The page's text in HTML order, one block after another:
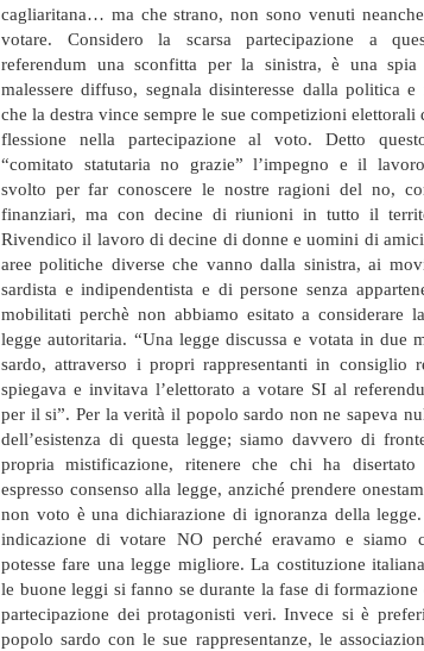
cagliaritana… ma che strano, non sono venuti
votare. Considero la scarsa partecipazione a
referendum una sconfitta per la sinistra, è una spia
malessere diffuso, segnala disinteresse dalla politica
che la destra vince sempre le sue competizioni elettorali
flessione nella partecipazione al voto. Detto
“comitato statutaria no grazie” l’impegno e il
svolto per far conoscere le nostre ragioni del no,
finanziari, ma con decine di riunioni in tutto il
Rivendico il lavoro di decine di donne e uomini di
aree politiche diverse che vanno dalla sinistra, ai
sardista e indipendentista e di persone senza
mobilitati perchè non abbiamo esitato a considerare
legge autoritaria. “Una legge discussa e votata in due
sardo, attraverso i propri rappresentanti in consiglio
spiegava e invitava l’elettorato a votare SI al
per il si”. Per la verità il popolo sardo non ne sapeva
dell’esistenza di questa legge; siamo davvero di
propria mistificazione, ritenere che chi ha
espresso consenso alla legge, anziché prendere
non voto è una dichiarazione di ignoranza della
indicazione di votare NO perché eravamo e siamo
potesse fare una legge migliore. La costituzione
le buone leggi si fanno se durante la fase di formazione
partecipazione dei protagonisti veri. Invece si è
popolo sardo con le sue rappresentanze, le